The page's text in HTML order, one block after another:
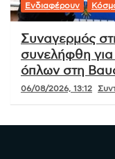
Ενδιαφέρουν
Συναγερμός
συνελήφθη για
όπλων στη
06/08/2026, 13:12